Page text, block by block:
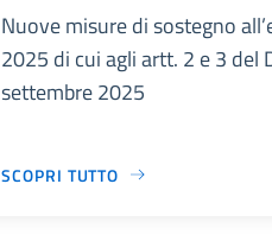
Nuove misure di sostegno
2025 di cui agli artt. 2 e 3 del
settembre 2025
SCOPRI TUTTO